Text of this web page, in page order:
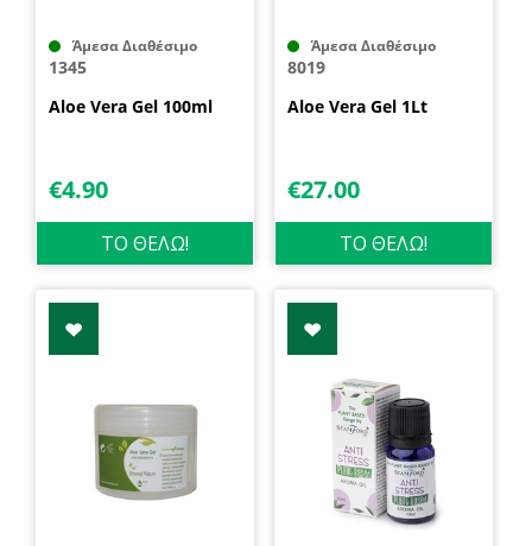
Άμεσα Διαθέσιμο
1345
Aloe Vera Gel 100ml
€4.90
ΤΟ ΘΕΛΩ!
Άμεσα Διαθέσιμο
8019
Aloe Vera Gel 1Lt
€27.00
ΤΟ ΘΕΛΩ!